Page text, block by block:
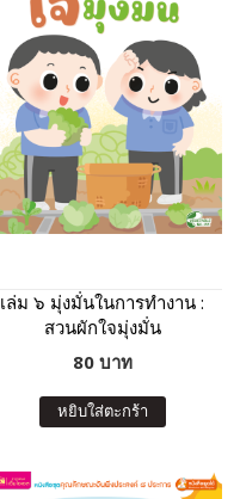
เล่ม ๖ มุ่งมั่นในการทำงาน :
สวนผักใจมุ่งมั่น
80 บาท
หยิบใส่ตะกร้า